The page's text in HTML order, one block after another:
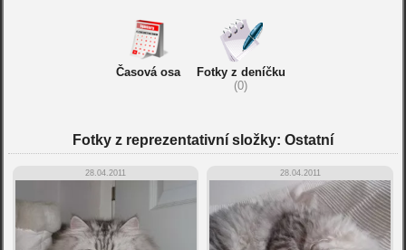
Časová osa
Fotky z deníčku
(0)
Fotky z reprezentativní složky: Ostatní
28.04.2011 28.04.2011